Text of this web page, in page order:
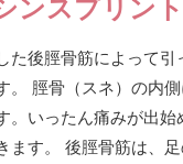
ンスプリント
た後脛骨筋によって引
。 脛骨（スネ）の内
。いったん痛みが出始
ます。 後脛骨筋は、